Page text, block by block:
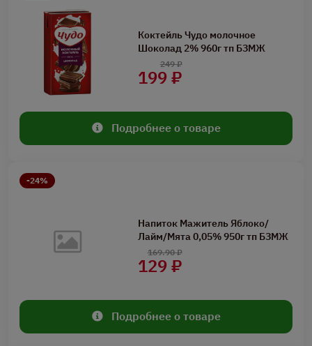
Коктейль Чудо молочное
Шоколад 2% 960г тп БЗМЖ
199 ₽
249 ₽
Подробнее о товаре
-24%
Напиток Мажитель Яблоко/
Лайм/Мята 0,05% 950г тп БЗМЖ
129 ₽
169.90 ₽
Подробнее о товаре